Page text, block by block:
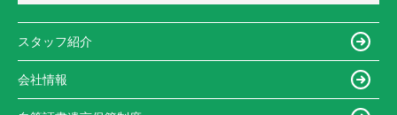
スタッフ紹介
会社情報